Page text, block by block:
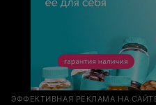
ЭФФЕКТИВНАЯ РЕКЛАМА НА